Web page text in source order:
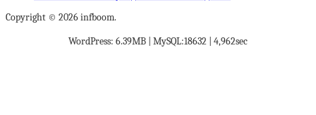
Copyright © 2026 infboom.
WordPress: 6.39MB | MySQL:18632 | 4,962sec